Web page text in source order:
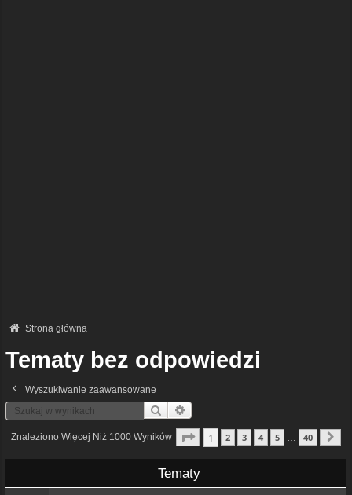
Strona główna
Tematy bez odpowiedzi
Wyszukiwanie zaawansowane
Szukaj
Znaleziono Więcej Niż 1000 Wyników Strona1 40
1 2 3 4 5 40
Tematy